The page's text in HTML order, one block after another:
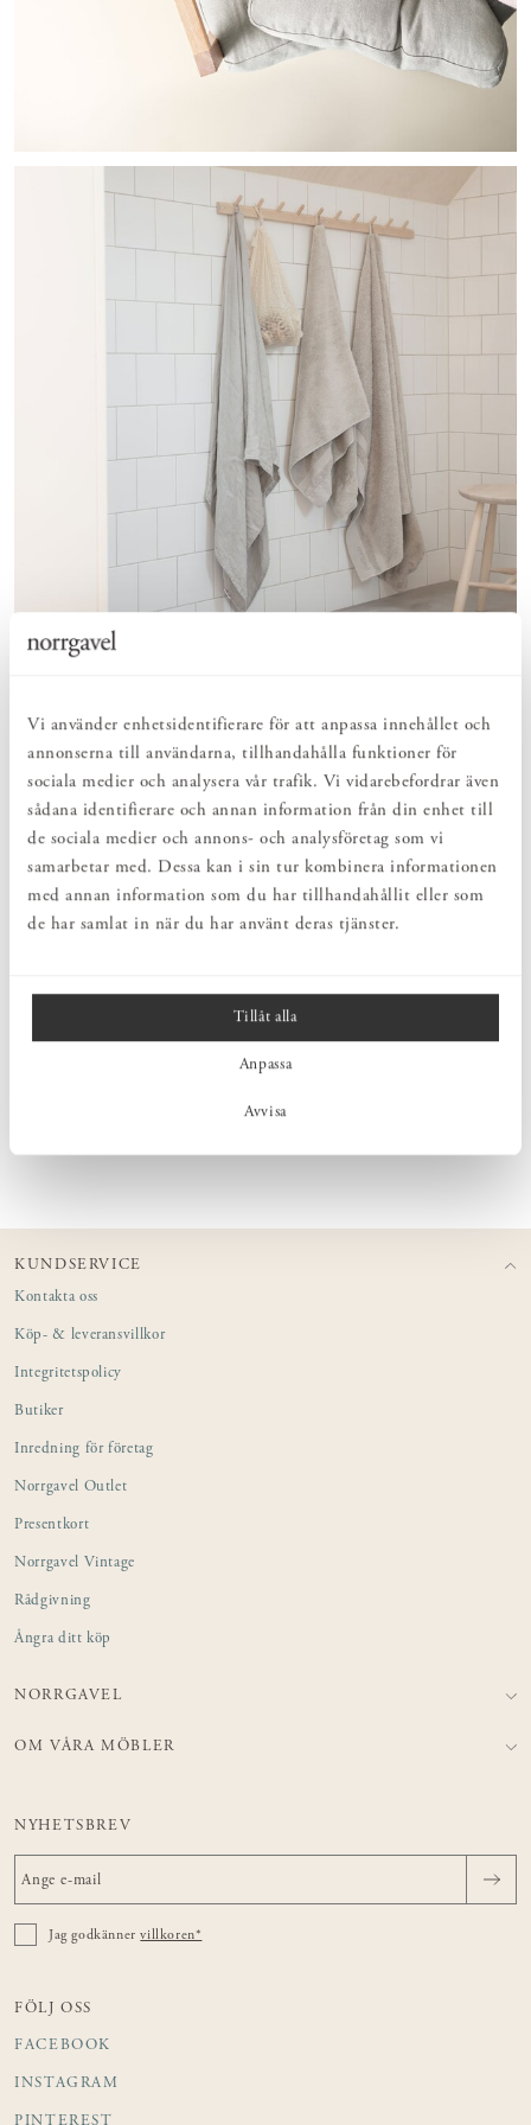
Vi använder enhetsidentifierare för att anpassa innehållet och
annonserna till användarna, tillhandahålla funktioner för
sociala medier och analysera vår trafik. Vi vidarebefordrar även
sådana identifierare och annan information från din enhet till
de sociala medier och annons- och analysföretag som vi
samarbetar med. Dessa kan i sin tur kombinera informationen
med annan information som du har tillhandahållit eller som
de har samlat in när du har använt deras tjänster.
Tillåt alla
Anpassa
Avvisa
Bomull är en växtfiber. Den är lättarbetad, tålig, kan vävas
till en mängd strukturer och lämpar sig väl för infärgning, då
under odlingen mycket bevattning och bekämpningsmedel för
att hålla insekter borta.
Vi använder bomullstyg som är framställt enligt Oeko-Tex,
vilket innebär att bomullen i sig inte behöver vara ekologiskt
system.
Fack-/kemtvätt rekommenderas generellt sett till alla våra
KUNDSERVICE
Kontakta oss
Köp- & leveransvillkor
Integritetspolicy
Butiker
Inredning för företag
Norrgavel Outlet
Presentkort
Norrgavel Vintage
Rådgivning
Ångra ditt köp
NORRGAVEL
OM VÅRA MÖBLER
NYHETSBREV
Jag godkännervillkoren*
FÖLJ OSS
FACEBOOK
INSTAGRAM